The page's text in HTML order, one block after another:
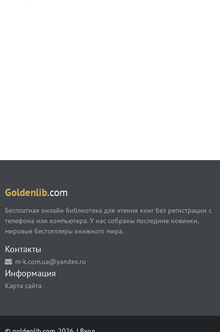
Goldenlib.com
Бесплатная онлайн библиотека для чтения книг без регистрации с
телефона или компьютера. У нас собраны последние новинки,
мировые бестселлеры книжного мира.
Контакты
m-k.com.ua@yandex.ru
Информация
Карта сайта